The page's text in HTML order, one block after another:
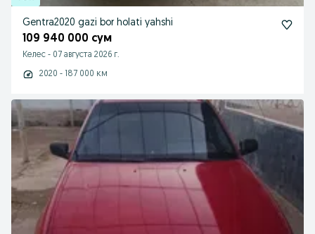
Gentra2020 gazi bor holati yahshi
109 940 000 сум
Келес - 07 августа 2026 г.
2020 - 187 000 км